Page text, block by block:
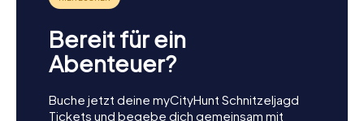
Bereit für ein
Abenteuer?
Buche jetzt deine myCityHunt Schnitzeljagd
Tickets und begebe dich gemeinsam mit